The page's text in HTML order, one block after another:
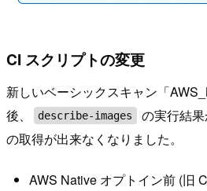
CI スクリプトの変更
新しいベーシックスキャン「
後、
describe-images
の実行結
の取得が出来なくなりました。
AWS Native オプトイン前 (旧